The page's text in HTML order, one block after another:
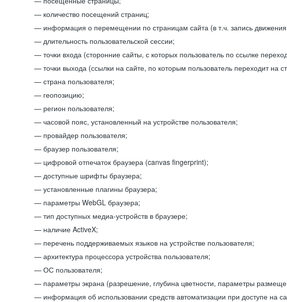
количество посещений страниц;
информация о перемещении по страницам сайта (в т.ч. запись
длительность пользовательской сессии;
точки входа (сторонние сайты, с которых пользователь по ссылке
точки выхода (ссылки на сайте, по которым пользователь переходит на
страна пользователя;
геопозицию;
регион пользователя;
часовой пояс, установленный на устройстве пользователя;
провайдер пользователя;
браузер пользователя;
цифровой отпечаток браузера (canvas fingerprint);
доступные шрифты браузера;
установленные плагины браузера;
параметры WebGL браузера;
тип доступных медиа-устройств в браузере;
наличие ActiveX;
перечень поддерживаемых языков на устройстве пользователя;
архитектура процессора устройства пользователя;
ОС пользователя;
параметры экрана (разрешение, глубина цветности, параметры
информация об использовании средств автоматизации при доступе на